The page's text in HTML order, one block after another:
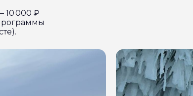
10 000 ₽